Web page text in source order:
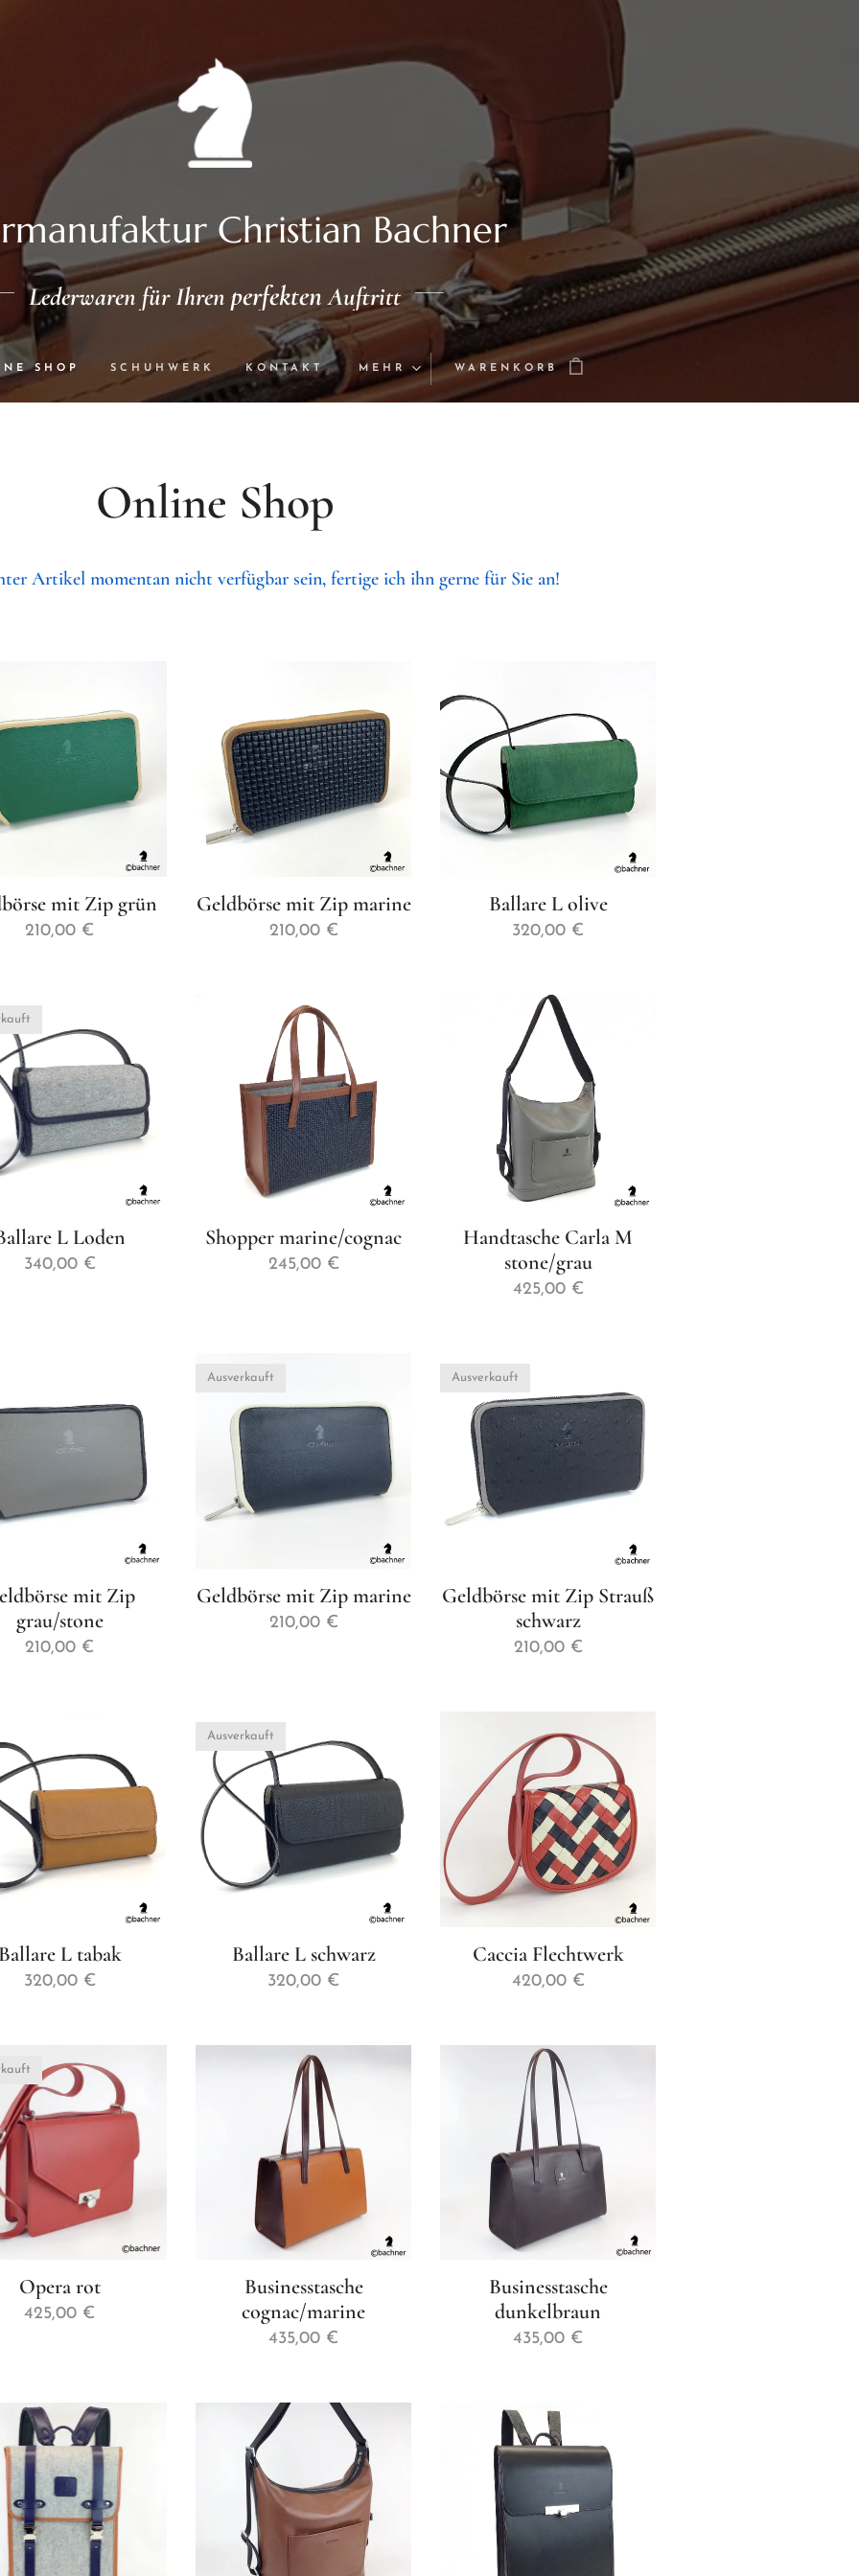
Christian Bachner
Lederwaren für Ihren perfektenAuftritt
SHOP SCHUHWERK KONTAKT MEHR WARENKORB
Online Shop
Artikel momentan nicht verfügbar sein, fertige ich ihn gerne für Sie an!
mit Zip grün
210,00 €
Geldbörse mit Zip marine
210,00€
Ballare L olive
320,00 €
L Loden
340,00€
Shopper marine/cognac
245,00€
Handtasche Carla M
stone/grau
425,00€
mit Zip
grau/stone
210,00 €
Geldbörse mit Zip marine
Ausverkauft
210,00€
Geldbörse mit Zip Strauß
schwarz
Ausverkauft
210,00€
L tabak
320,00€
Ballare L schwarz
Ausverkauft
320,00 €
Caccia Flechtwerk
420,00€
Opera rot
425,00 €
Businesstasche
cognac/marine
435,00 €
Businesstasche
dunkelbraun
435,00 €